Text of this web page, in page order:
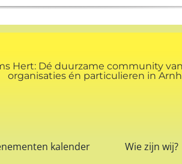
Hert: Dé duurzame community
organisaties én particulieren in
kalender Wie zijn wij?